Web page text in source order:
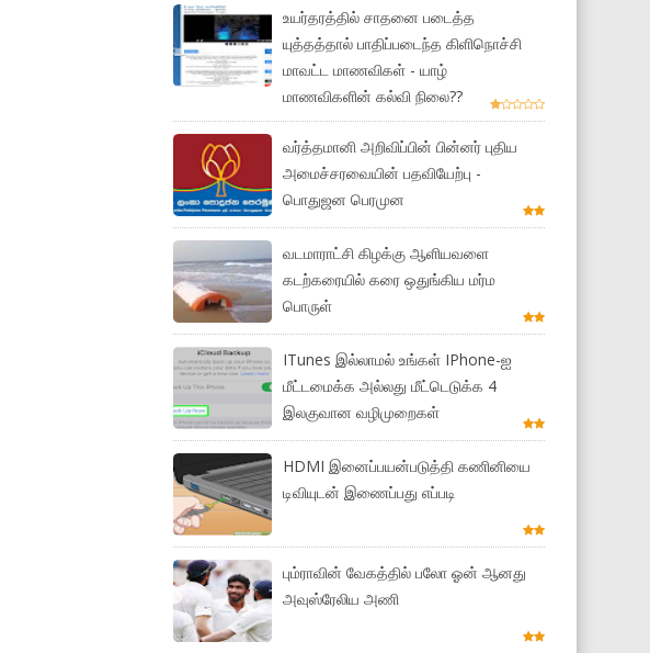
உயர்தரத்தில் சாதனை படைத்த
யுத்தத்தால் பாதிப்படைந்த கிளிநொச்சி
மாவட்ட மாணவிகள் - யாழ்
மாணவிகளின் கல்வி நிலை??
வர்த்தமானி அறிவிப்பின் பின்னர் புதிய
அமைச்சரவையின் பதவியேற்பு -
பொதுஜன பெரமுன
வடமாராட்சி கிழக்கு ஆளியவளை
கடற்கரையில் கரை ஒதுங்கிய மர்ம
பொருள்
ITunes இல்லாமல் உங்கள் IPhone-ஐ
மீட்டமைக்க அல்லது மீட்டெடுக்க 4
இலகுவான வழிமுறைகள்
HDMI இனைப்பயன்படுத்தி கணினியை
டிவியுடன் இணைப்பது எப்படி
பும்ராவின் வேகத்தில் பலோ ஓன் ஆனது
அவுஸ்ரேலிய அணி